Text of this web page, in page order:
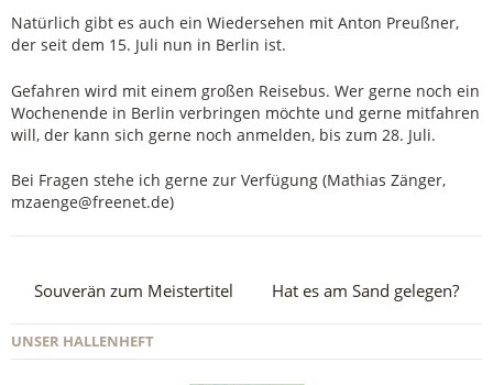
Natürlich gibt es auch ein Wiedersehen mit Anton Preußner,
der seit dem 15. Juli nun in Berlin ist.
Gefahren wird mit einem großen Reisebus. Wer gerne noch ein
Wochenende in Berlin verbringen möchte und gerne mitfahren
will, der kann sich gerne noch anmelden, bis zum 28. Juli.
Bei Fragen stehe ich gerne zur Verfügung (Mathias Zänger,
mzaenge@freenet.de)
Souverän zum Meistertitel Hat es am Sand gelegen?
UNSER HALLENHEFT